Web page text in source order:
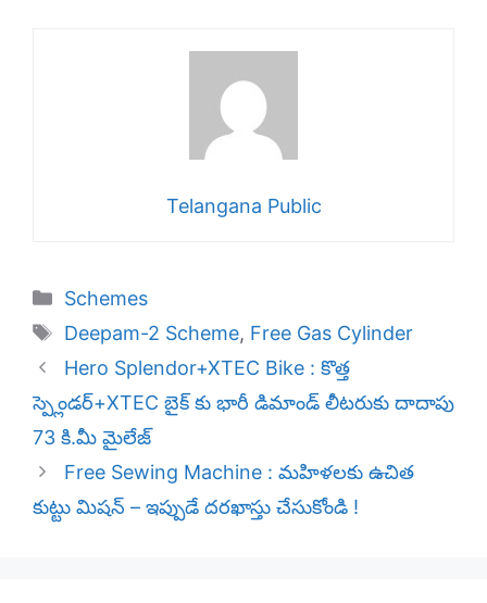
Telangana Public
Categories
Schemes
Tags
Deepam-2 Scheme, Free Gas Cylinder
Hero Splendor+XTEC Bike : కొత్త
స్ప్లెండర్+XTEC బైక్ కు భారీ డిమాండ్ లీటరుకు దాదాపు
73 కి.మీ మైలేజ్
Free Sewing Machine : మహిళలకు ఉచిత
కుట్టు మిషన్ – ఇప్పుడే దరఖాస్తు చేసుకోండి !